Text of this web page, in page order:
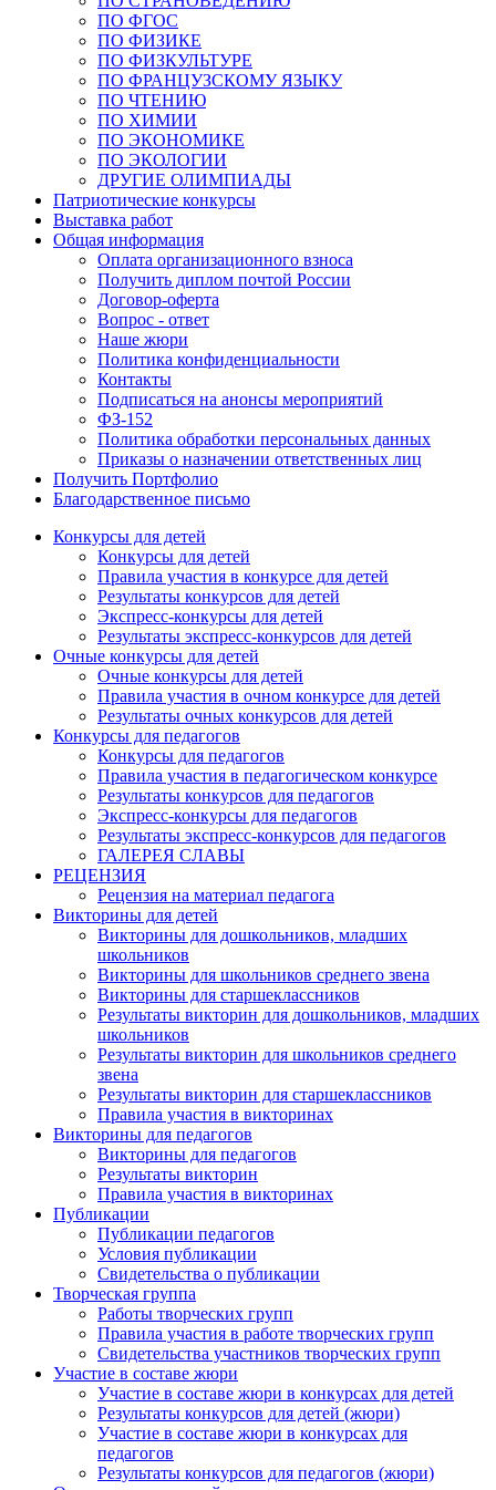
ПО ФГОС
ПО ФИЗИКЕ
ПО ФИЗКУЛЬТУРЕ
ПО ФРАНЦУЗСКОМУ ЯЗЫКУ
ПО ЧТЕНИЮ
ПО ХИМИИ
ПО ЭКОНОМИКЕ
ПО ЭКОЛОГИИ
ДРУГИЕ ОЛИМПИАДЫ
Патриотические конкурсы
Выставка работ
Общая информация
Оплата организационного взноса
Получить диплом почтой России
Договор-оферта
Вопрос - ответ
Наше жюри
Политика конфиденциальности
Контакты
Подписаться на анонсы мероприятий
ФЗ-152
Политика обработки персональных данных
Приказы о назначении ответственных лиц
Получить Портфолио
Благодарственное письмо
Конкурсы для детей
Конкурсы для детей
Правила участия в конкурсе для детей
Результаты конкурсов для детей
Экспресс-конкурсы для детей
Результаты экспресс-конкурсов для детей
Очные конкурсы для детей
Очные конкурсы для детей
Правила участия в очном конкурсе для детей
Результаты очных конкурсов для детей
Конкурсы для педагогов
Конкурсы для педагогов
Правила участия в педагогическом конкурсе
Результаты конкурсов для педагогов
Экспресс-конкурсы для педагогов
Результаты экспресс-конкурсов для педагогов
ГАЛЕРЕЯ СЛАВЫ
РЕЦЕНЗИЯ
Рецензия на материал педагога
Викторины для детей
Викторины для дошкольников, младших
школьников
Викторины для школьников среднего звена
Викторины для старшеклассников
Результаты викторин для дошкольников, младших
школьников
Результаты викторин для школьников среднего
звена
Результаты викторин для старшеклассников
Правила участия в викторинах
Викторины для педагогов
Викторины для педагогов
Результаты викторин
Правила участия в викторинах
Публикации
Публикации педагогов
Условия публикации
Свидетельства о публикации
Творческая группа
Работы творческих групп
Правила участия в работе творческих групп
Свидетельства участников творческих групп
Участие в составе жюри
Участие в составе жюри в конкурсах для детей
Результаты конкурсов для детей (жюри)
Участие в составе жюри в конкурсах для
педагогов
Результаты конкурсов для педагогов (жюри)